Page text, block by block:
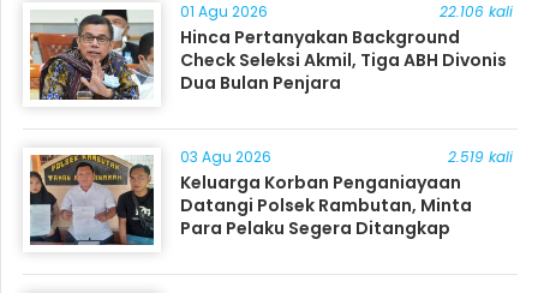
01 Agu 2026 22.106 kali
Hinca Pertanyakan Background
Check Seleksi Akmil, Tiga ABH Divonis
Dua Bulan Penjara
03 Agu 2026 2.519 kali
Keluarga Korban Penganiayaan
Datangi Polsek Rambutan, Minta
Para Pelaku Segera Ditangkap